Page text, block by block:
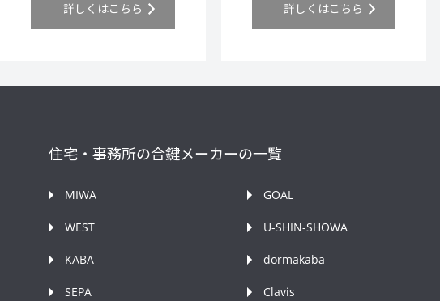
詳しくはこちら 詳しくはこちら
住宅・事務所の合鍵メーカーの一覧
MIWA GOAL
WEST U-SHIN-SHOWA
KABA dormakaba
SEPA Clavis